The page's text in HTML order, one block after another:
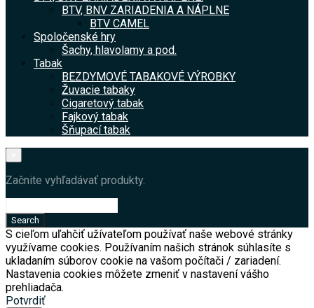
BTV, BNV ZARIADENIA A NÁPLNE
BTV CAMEL
Spoločenské hry
Šachy, hlavolamy a pod.
Tabak
BEZDYMOVÉ TABAKOVÉ VÝROBKY
Žuvacie tabaky
Cigaretový tabak
Fajkový tabak
Šňupací tabak
Začnite vyhľadávať produkty.
S cieľom uľahčiť užívateľom používať naše webové stránky
využívame cookies. Používaním našich stránok súhlasíte s
ukladaním súborov cookie na vašom počítači / zariadení.
Nastavenia cookies môžete zmeniť v nastavení vášho
prehliadača.
Potvrdiť